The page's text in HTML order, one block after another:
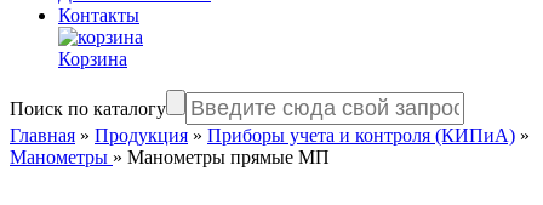
Контакты
Корзина
Поиск по каталогу
Главная » Продукция » Приборы учета и контроля (КИПиА) »
Манометры » Манометры прямые МП